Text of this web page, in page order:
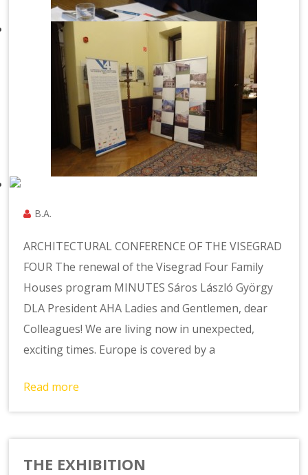
B.A.
ARCHITECTURAL CONFERENCE OF THE VISEGRAD
FOUR The renewal of the Visegrad Four Family
Houses program MINUTES Sáros László György
DLA President AHA Ladies and Gentlemen, dear
Colleagues! We are living now in unexpected,
exciting times. Europe is covered by a
Read more
THE EXHIBITION